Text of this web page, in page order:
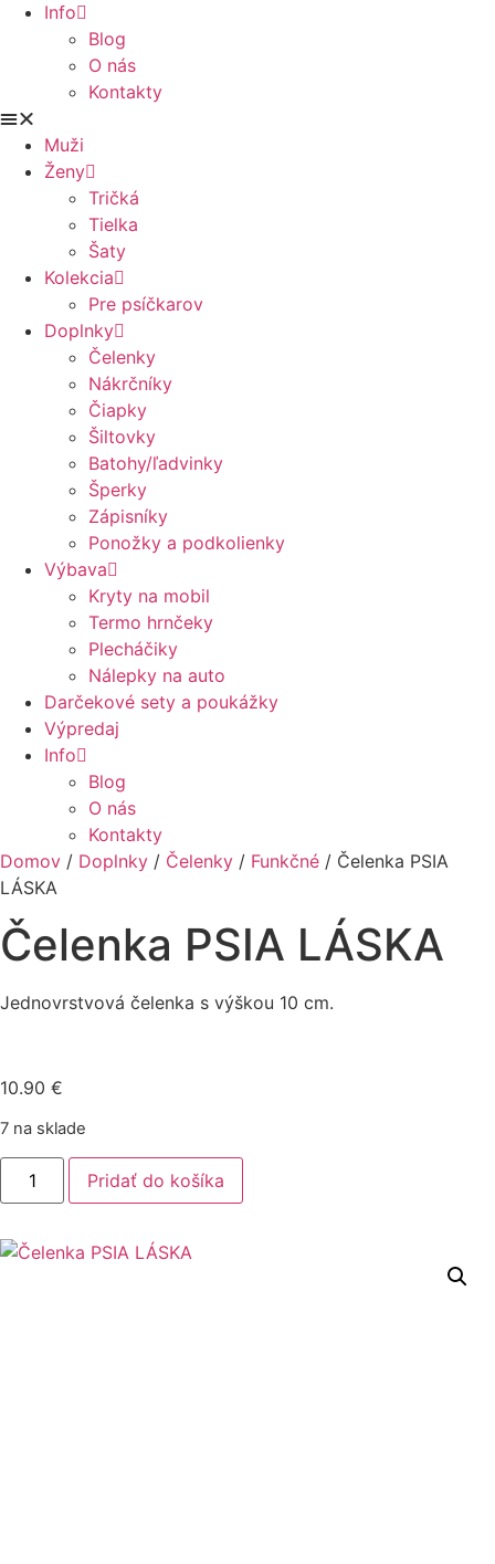
Info
Blog
O nás
Kontakty
Muži
Ženy
Tričká
Tielka
Šaty
Kolekcia
Pre psíčkarov
Doplnky
Čelenky
Nákrčníky
Čiapky
Šiltovky
Batohy/ľadvinky
Šperky
Zápisníky
Ponožky a podkolienky
Výbava
Kryty na mobil
Termo hrnčeky
Plecháčiky
Nálepky na auto
Darčekové sety a poukážky
Výpredaj
Info
Blog
O nás
Kontakty
Domov / Doplnky / Čelenky / Funkčné / Čelenka PSIA
LÁSKA
Čelenka PSIA LÁSKA
Jednovrstvová čelenka s výškou 10 cm.
10.90 €
7 na sklade
množstvo
Čelenka
PSIA
Pridať do košíka